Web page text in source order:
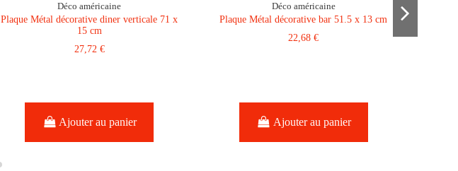
Déco américaine
Plaque Métal décorative diner verticale 71 x
15 cm
27,72 €
Ajouter au panier
Déco américaine
Plaque Métal décorative bar 51.5 x 13 cm
22,68 €
Ajouter au panier